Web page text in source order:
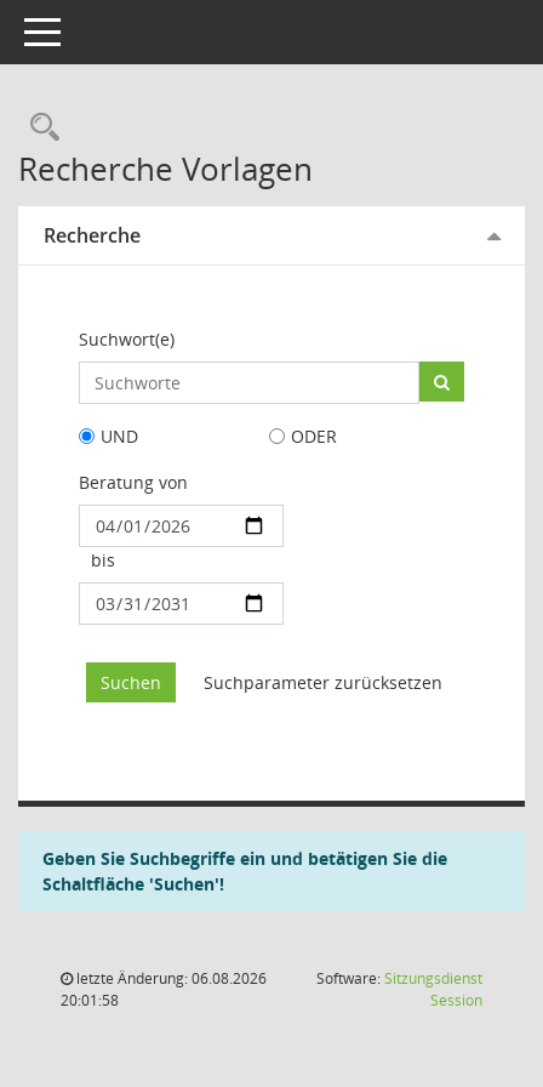
Toggle navigation
Rechercheauswahl
Recherche Vorlagen
Recherche
Suchwort(e)
UND
ODER
Beratung von
bis
Geben Sie Suchbegriffe ein und betätigen Sie die
Schaltfläche 'Suchen'!
letzte Änderung: 06.08.2026
20:01:58
Software:Sitzungsdienst
Session(Wird in